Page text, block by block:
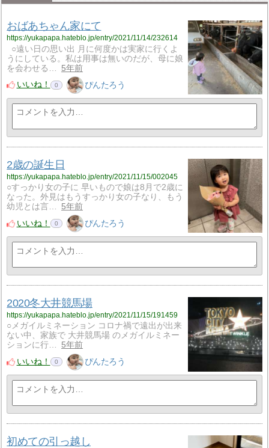
おばあちゃん家にて
https://yukapapa.hateblo.jp/entry/2021/11/14/232614
○遠い日の思い出 月に何度かは実家に行くよ
うにしている。私は用事は無いのだが、母に娘
を会わせる…
5年前
いいね！
0 ぴんたろう
2歳の誕生日
https://yukapapa.hateblo.jp/entry/2021/11/15/002045
○すっかり女の子に 早いもので娘は8月で2歳に
なった。外見はもうすっかり女の子なり、もう
幼児とは言…
5年前
いいね！
0 ぴんたろう
2020冬大井競馬場
https://yukapapa.hateblo.jp/entry/2021/11/15/191459
○メガイルミネーション コロナ禍で遠出が出来
ない中、家族で 大井競馬場 のメガイルミネー
ションに行…
5年前
いいね！
0 ぴんたろう
初めての引っ越し